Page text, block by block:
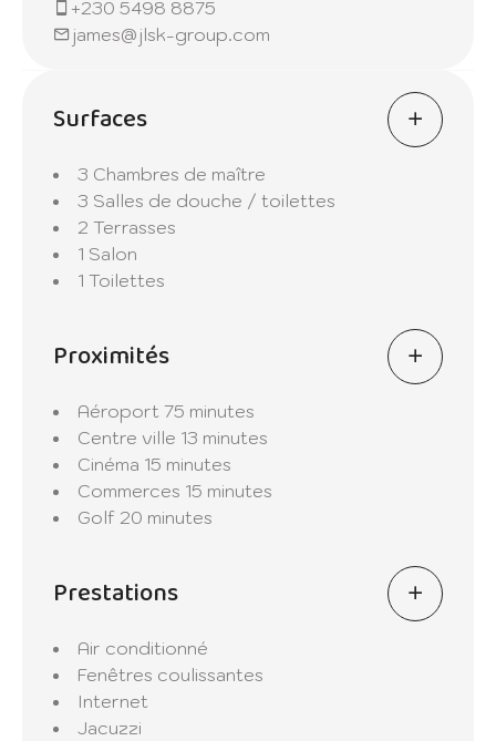
exclusif
- La promesse d'un lifestyle insulaire haut de
Contactez-nous dès maintenant pour
découvrir ce bijou de l'île Maurice. Que ce
soit pour une location saisonnière ou pour
l'acquérir, ce penthouse est une opportunité
à ne pas manquer.
+230 5498 8875
james@jlsk-group.com
Surfaces
3 Chambres de maître
3 Salles de douche / toilettes
2 Terrasses
1 Salon
1 Toilettes
Proximités
Aéroport 75 minutes
Centre ville 13 minutes
Cinéma 15 minutes
Commerces 15 minutes
Golf 20 minutes
Prestations
Air conditionné
Fenêtres coulissantes
Internet
Jacuzzi